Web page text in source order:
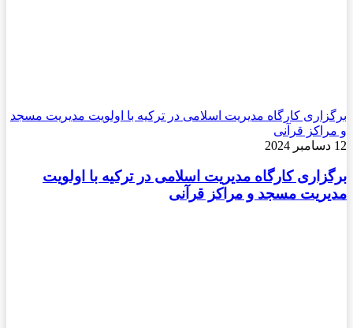
برگزاری کارگاه مدیریت اسلامی در ترکیه با اولویت مدیریت مسجد
و مراکز قرآنی
12 دسامبر 2024
برگزاری کارگاه مدیریت اسلامی در ترکیه با اولویت
مدیریت مسجد و مراکز قرآنی